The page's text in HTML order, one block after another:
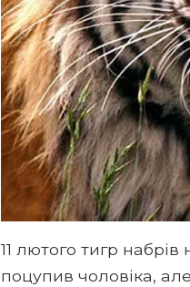
11 лютого тигр
поцупив чоловіка,